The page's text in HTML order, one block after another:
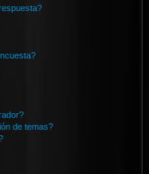
de temas?